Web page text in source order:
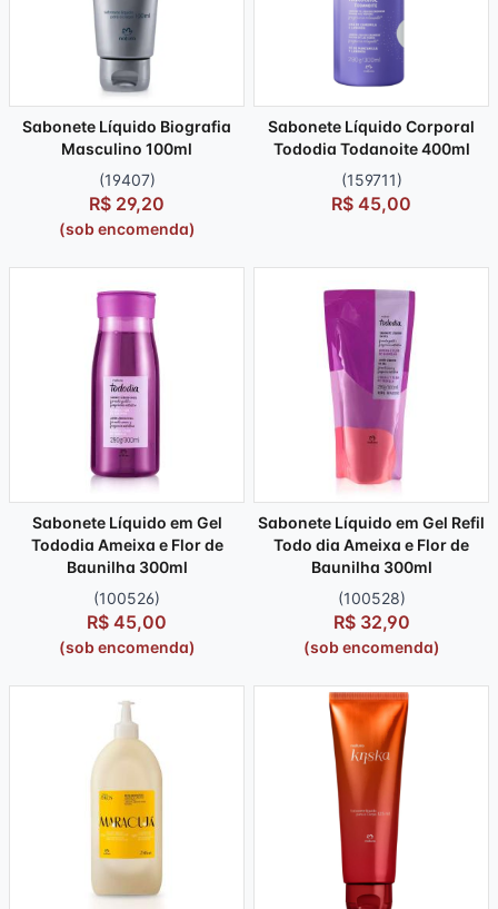
Sabonete Líquido Biografia
Masculino 100ml
(19407)
R$ 29,20
(sob encomenda)
Sabonete Líquido Corporal
Tododia Todanoite 400ml
(159711)
R$ 45,00
Sabonete Líquido em Gel
Tododia Ameixa e Flor de
Baunilha 300ml
(100526)
R$ 45,00
(sob encomenda)
Sabonete Líquido em Gel Refil
Todo dia Ameixa e Flor de
Baunilha 300ml
(100528)
R$ 32,90
(sob encomenda)